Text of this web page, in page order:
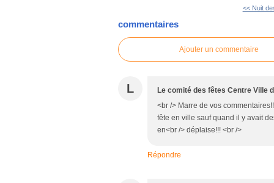
<< Nuit
commentaires
Ajouter un commentaire
L
Le comité des fêtes Centre Ville
<br /> Marre de vos
fête en ville sauf quand il y avait
en<br /> déplaise!!! <br />
Répondre